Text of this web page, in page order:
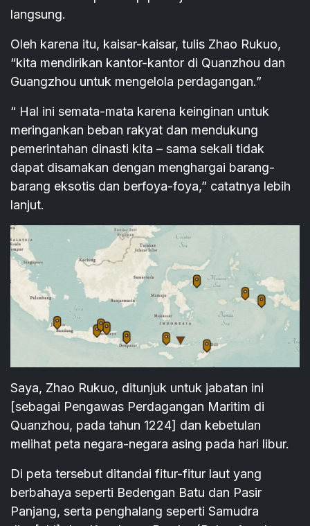
langsung.
Oleh karena itu, kaisar-kaisar, tulis Zhao Rukuo,
“kita mendirikan kantor-kantor di Quanzhou dan
Guangzhou untuk mengelola perdagangan.”
“ Hal ini semata-mata karena keinginan untuk
meringankan beban rakyat dan mendukung
pemerintahan dinasti kita – sama sekali tidak
dapat disamakan dengan menghargai barang-
barang eksotis dan berfoya-foya,” catatnya lebih
lanjut.
Saya, Zhao Rukuo, ditunjuk untuk jabatan ini
[sebagai Pengawas Perdagangan Maritim di
Quanzhou, pada tahun 1224] dan kebetulan
melihat peta negara-negara asing pada hari libur.
Di peta tersebut ditandai fitur-fitur laut yang
berbahaya seperti Bedengan Batu dan Pasir
Panjang, serta penghalang seperti Samudra